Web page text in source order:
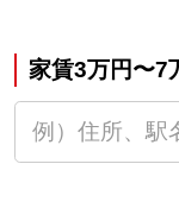
家賃3万円〜7